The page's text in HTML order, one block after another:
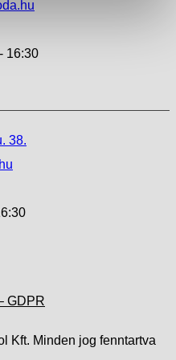
16:30
38.
GDPR
Kft. Minden jog fenntartva